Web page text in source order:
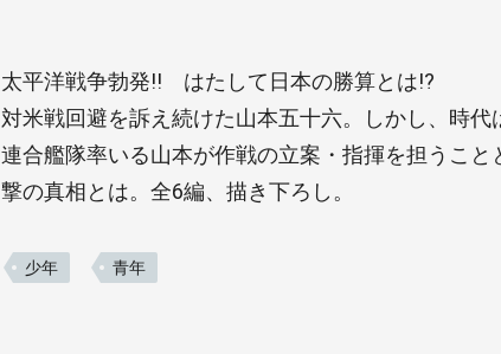
太平洋戦争勃発!! はたして日本の勝算とは!?
対米戦回避を訴え続けた山本五十六。しかし、時
連合艦隊率いる山本が作戦の立案・指揮を担うこ
撃の真相とは。全6編、描き下ろし。
少年 青年